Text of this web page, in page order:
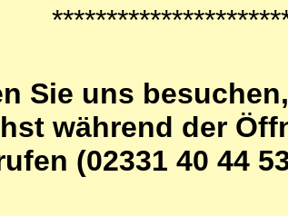
Sie uns
während der
(02331 40 44